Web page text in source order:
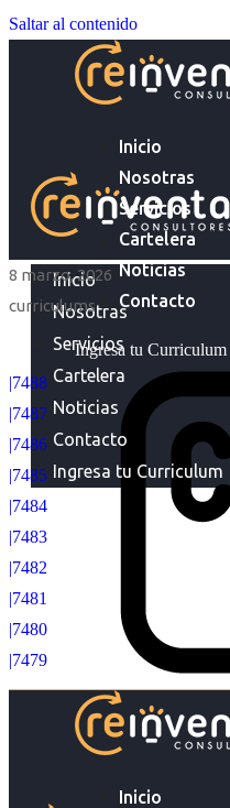
Saltar al contenido
Inicio
Nosotras
Servicios
Cartelera
Noticias
Contacto
Ingresa tu
Inicio
Inicio
Nosotras
Servicios
Cartelera
Noticias
Contacto
Ingresa tu Curriculum
8 marzo, 2026
curriculums
|7488
|7487
|7486
|7485
|7484
|7483
|7482
|7481
|7480
|7479